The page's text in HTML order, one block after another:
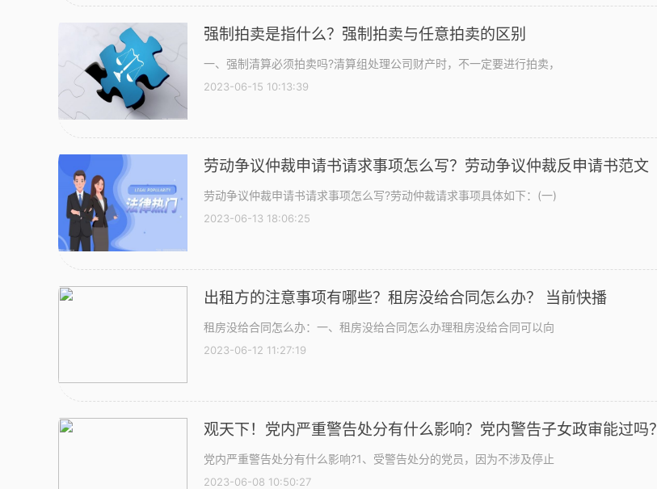
强制拍卖是指什么？强制拍卖与任意拍卖的区别
一、强制清算必须拍卖吗?清算组处理公司财产时，不一定要进行拍卖，
2023-06-15 10:13:39
劳动争议仲裁申请书请求事项怎么写？劳动争议仲裁反申请书范文
劳动争议仲裁申请书请求事项怎么写?劳动仲裁请求事项具体如下：(一)
2023-06-13 18:06:25
出租方的注意事项有哪些？租房没给合同怎么办？ 当前快播
租房没给合同怎么办：一、租房没给合同怎么办理租房没给合同可以向
2023-06-12 11:27:19
观天下！党内严重警告处分有什么影响？党内警告子女政审能过吗？
党内严重警告处分有什么影响?1、受警告处分的党员，因为不涉及停止
2023-06-08 10:50:27